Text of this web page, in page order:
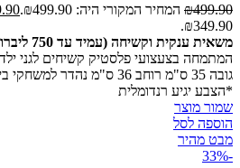
₪499.90 המחיר המקורי היה: ₪499.90.
₪349.90.
משאית ענקית וקשיחה (עמיד עד 750 ליברות) מבית guclu
גובה 35 ס"מ רוחב 36 ס"מ
*הצבע יגיע רנדומלית
שמור מוצר
הוספה לסל
מבט מהיר
-33%